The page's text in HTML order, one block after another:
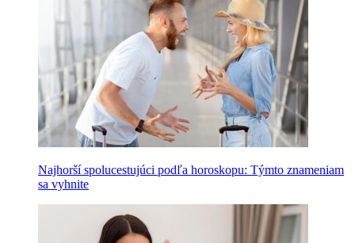
Najhorší spolucestujúci podľa horoskopu: Týmto znameniam
sa vyhnite